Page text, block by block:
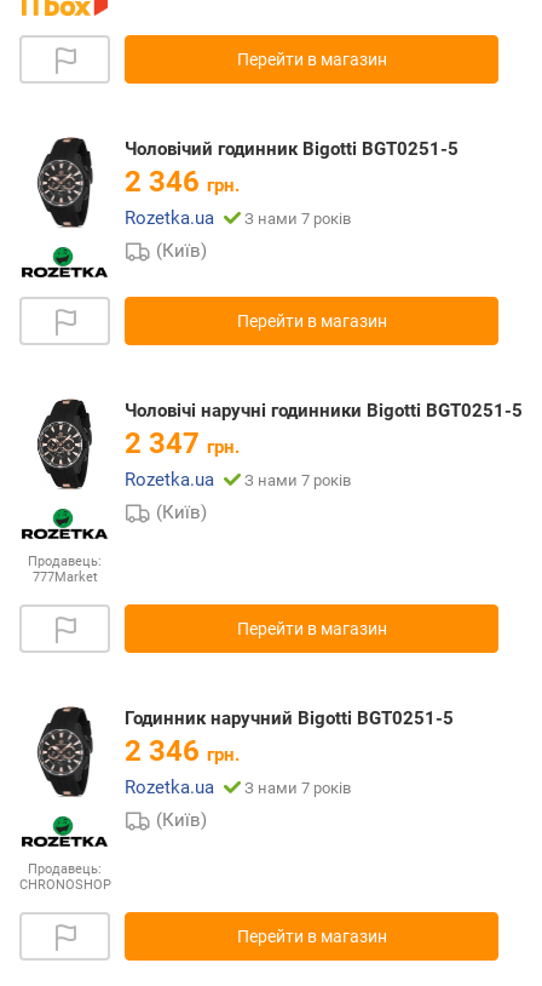
Перейти в магазин
Чоловічий годинник Bigotti BGT0251-5
2 346 грн.
Rozetka.ua
З нами 7 років
(Київ)
Перейти в магазин
Продавець:
777Market
Чоловічі наручні годинники Bigotti BGT0251-5
2 347 грн.
Rozetka.ua
З нами 7 років
(Київ)
Перейти в магазин
Продавець:
CHRONOSHOP
Годинник наручний Bigotti BGT0251-5
2 346 грн.
Rozetka.ua
З нами 7 років
(Київ)
Перейти в магазин